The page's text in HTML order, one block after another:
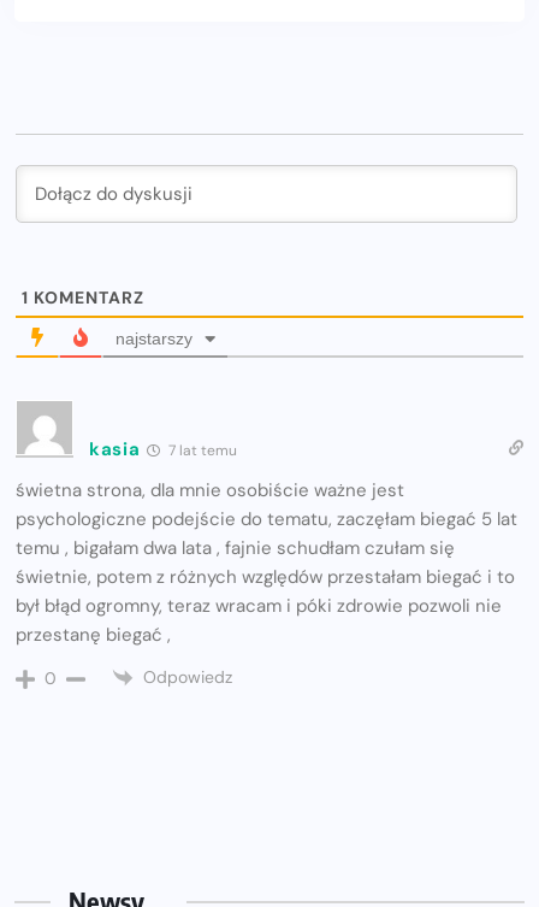
1 KOMENTARZ
najstarszy
kasia 7 lat temu
świetna strona, dla mnie osobiście ważne jest
psychologiczne podejście do tematu, zaczęłam biegać 5 lat
temu , bigałam dwa lata , fajnie schudłam czułam się
świetnie, potem z różnych względów przestałam biegać i to
był błąd ogromny, teraz wracam i póki zdrowie pozwoli nie
przestanę biegać ,
0 Odpowiedz